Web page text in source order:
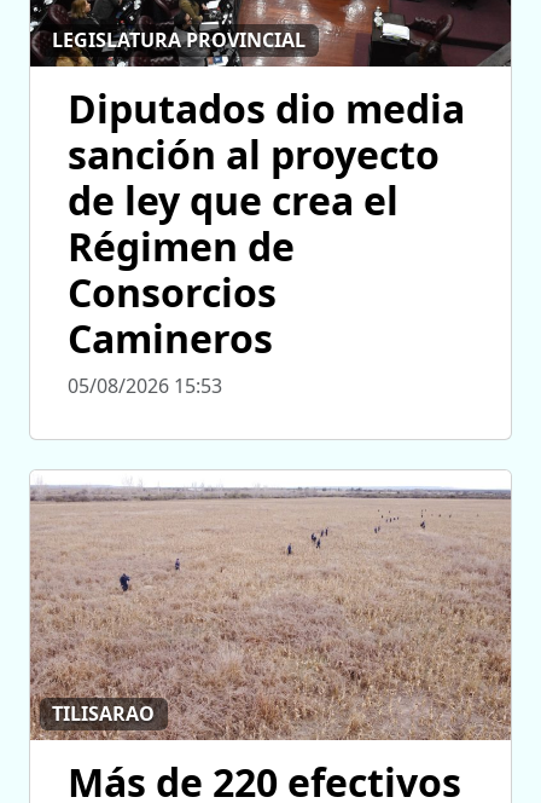
LEGISLATURA PROVINCIAL
Diputados dio media
sanción al proyecto
de ley que crea el
Régimen de
Consorcios
Camineros
05/08/2026 15:53
TILISARAO
Más de 220 efectivos